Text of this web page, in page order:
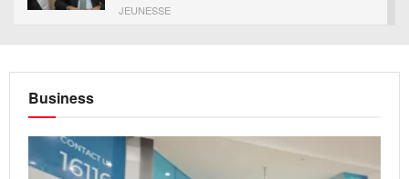
JEUNESSE
Présidentielle française: Zemmour passe sous
Journée de la femme à l’Institut français
d’Egypte (VIDEO)
24 HEURES SUR 24
Business